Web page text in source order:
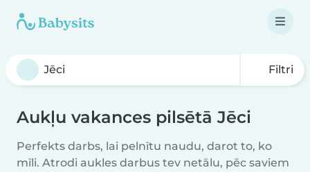
Filtri
Aukļu vakances pilsētā Jēci
Perfekts darbs, lai pelnītu naudu, darot to, ko
mīli. Atrodi aukles darbus tev netālu, pēc saviem